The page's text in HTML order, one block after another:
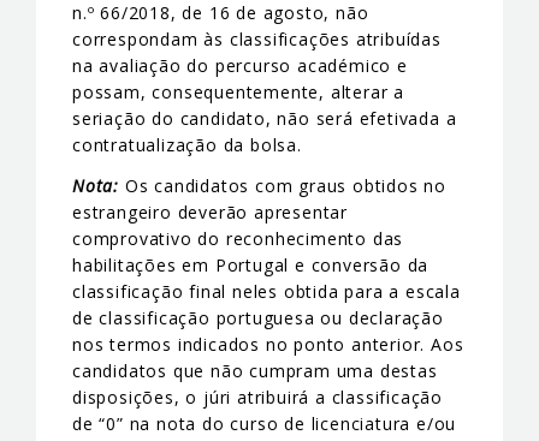
n.º 66/2018, de 16 de agosto, não
correspondam às classificações atribuídas
na avaliação do percurso académico e
possam, consequentemente, alterar a
seriação do candidato, não será efetivada a
contratualização da bolsa.
Nota: Os candidatos com graus obtidos no
estrangeiro deverão apresentar
comprovativo do reconhecimento das
habilitações em Portugal e conversão da
classificação final neles obtida para a escala
de classificação portuguesa ou declaração
nos termos indicados no ponto anterior. Aos
candidatos que não cumpram uma destas
disposições, o júri atribuirá a classificação
de “0” na nota do curso de licenciatura e/ou